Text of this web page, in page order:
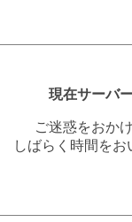
現在サーバ
ご迷惑をおか
しばらく時間を